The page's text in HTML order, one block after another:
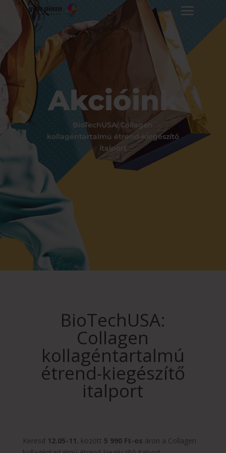
Akcióink
BioTechUSA: Collagen
kollagéntartalmú étrend-kiegészítő
italport
BioTechUSA:
Collagen
kollagéntartalmú
étrend-kiegészítő
italport
Keresd 12.05-11. között 5 990 Ft-os áron a Collagen